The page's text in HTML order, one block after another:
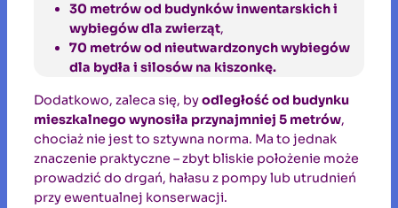
30 metrów od budynków inwentarskich i
wybiegów dla zwierząt,
70 metrów od nieutwardzonych wybiegów
dla bydła i silosów na kiszonkę.
Dodatkowo, zaleca się, byodległość od budynku
mieszkalnego wynosiła przynajmniej 5 metrów,
chociaż nie jest to sztywna norma. Ma to jednak
znaczenie praktyczne – zbyt bliskie położenie może
prowadzić do drgań, hałasu z pompy lub utrudnień
przy ewentualnej konserwacji.